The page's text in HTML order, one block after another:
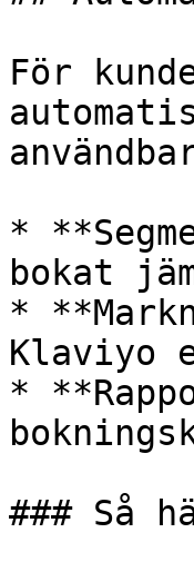
För
*
bokat
*
Klaviyo
*
### Så